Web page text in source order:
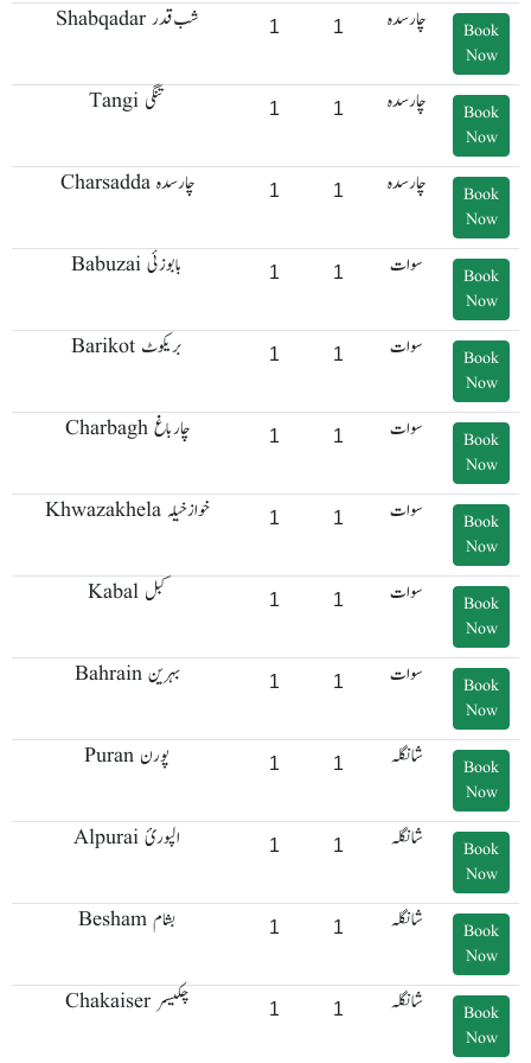
Shabqadar شب قدر 1 1 چارسدہ
Book
Now
Tangi تنگی 1 1 چارسدہ
Book
Now
Charsadda چارسدہ 1 1 چارسدہ
Book
Now
Babuzai بابوزئی 1 1 سوات
Book
Now
Barikot بریکوٹ 1 1 سوات
Book
Now
Charbagh چارباغ 1 1 سوات
Book
Now
Khwazakhela خواز خیلہ 1 1 سوات
Book
Now
Kabal کبل 1 1 سوات
Book
Now
Bahrain بہرین 1 1 سوات
Book
Now
Puran پورن 1 1 شانگلہ
Book
Now
Alpurai الپورئ 1 1 شانگلہ
Book
Now
Besham بشام 1 1 شانگلہ
Book
Now
Chakaiser چکیسر 1 1 شانگلہ
Book
Now